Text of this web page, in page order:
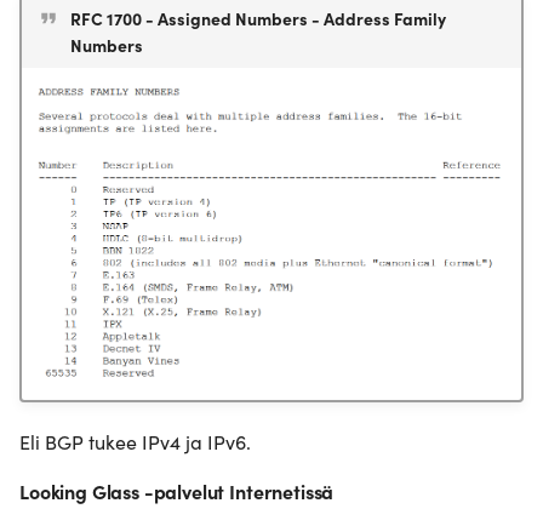
RFC 1700 - Assigned Numbers - Address Family
Numbers
Eli BGP tukee IPv4 ja IPv6.
Looking Glass -palvelut Internetissä